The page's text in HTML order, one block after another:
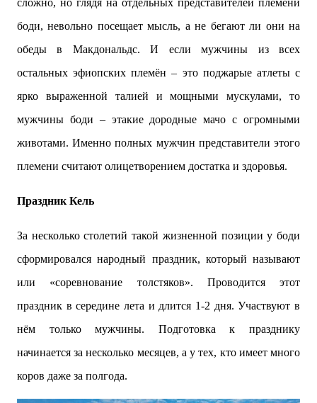
боди, невольно посещает мысль, а не бегают ли они на
обеды в Макдональдс. И если мужчины из всех
остальных эфиопских племён – это поджарые атлеты с
ярко выраженной талией и мощными мускулами, то
мужчины боди – этакие дородные мачо с огромными
животами. Именно полных мужчин представители этого
племени считают олицетворением достатка и здоровья.
Праздник Кель
За несколько столетий такой жизненной позиции у боди
сформировался народный праздник, который называют
или «соревнование толстяков». Проводится этот
праздник в середине лета и длится 1-2 дня. Участвуют в
нём только мужчины. Подготовка к празднику
начинается за несколько месяцев, а у тех, кто имеет много
коров даже за полгода.